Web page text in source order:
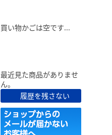
買い物かごは空です...
最近見た商品がありませ
ん。
履歴を残さない